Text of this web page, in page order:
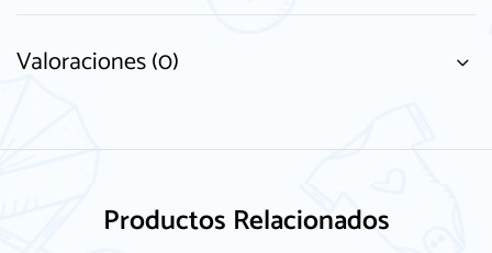
Valoraciones (0)
Productos Relacionados